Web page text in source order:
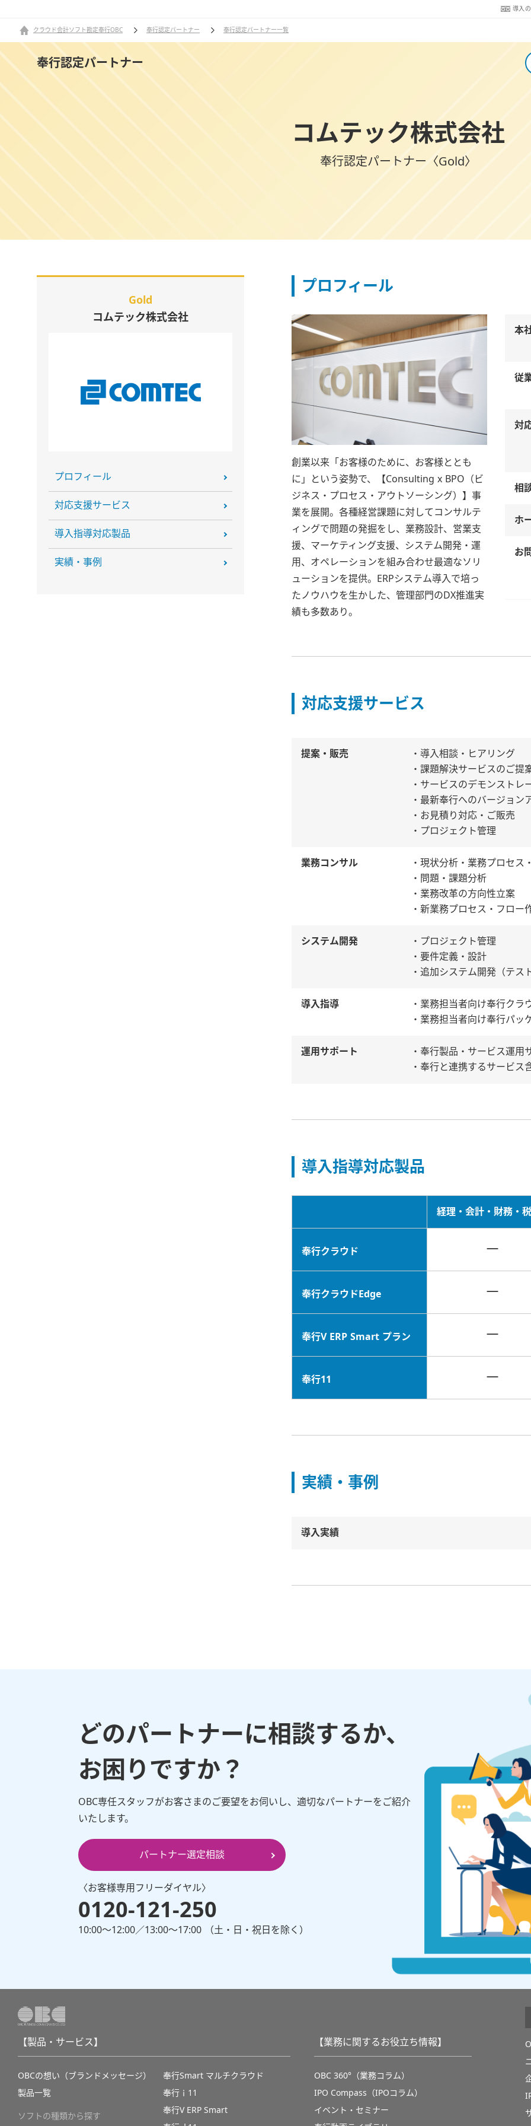
導入
クラウド会計ソフト勘定奉行OBC 奉行認定パートナー 奉行認定パートナー一覧
奉行認定パートナー
コムテック株式会社
奉行認定パートナー〈Gold〉
Gold
コムテック株式会社
プロフィール
対応支援サービス
導入指導対応製品
実績・事例
プロフィール
創業以来「お客様のために、お客様ととも
に」という姿勢で、【Consulting x BPO（ビ
ジネス・プロセス・アウトソーシング）】事
業を展開。各種経営課題に対してコンサルテ
ィングで問題の発掘をし、業務設計、営業支
援、マーケティング支援、システム開発・運
用、オペレーションを組み合わせ最適なソリ
ューションを提供。ERPシステム導入で培っ
たノウハウを生かした、管理部門のDX推進実
績も多数あり。
本
従
対
相
ホ
お
対応支援サービス
提案・販売
・導入相談・ヒアリング
・課題解決サービスのご提
・サービスのデモンストレ
・最新奉行へのバージョン
・お見積り対応・ご販売
・プロジェクト管理
業務コンサル
・現状分析・業務プロセス
・問題・課題分析
・業務改革の方向性立案
・新業務プロセス・フロー
システム開発
・プロジェクト管理
・要件定義・設計
・追加システム開発（テス
導入指導
・業務担当者向け奉行クラ
・業務担当者向け奉行パッ
運用サポート
・奉行製品・サービス運用
・奉行と連携するサービス
導入指導対応製品
経理・会計・財務・
奉行クラウド －
奉行クラウドEdge －
奉行V ERP Smart プラン －
奉行11 －
実績・事例
導入実績
どのパートナーに相談するか、
お困りですか？
OBC専任スタッフがお客さまのご要望をお伺いし、適切なパートナーをご紹介
いたします。
パートナー選定相談
〈お客様専⽤フリーダイヤル〉
0120-121-250
10:00～12:00∕13:00～17:00 （⼟・⽇・祝⽇を除く）
【製品・サービス】
OBCの想い（ブランドメッセージ）
製品一覧
ソフトの種類から探す
奉行Smart マルチクラウド
奉行ｉ11
奉行V ERP Smart
【業務に関するお役立ち情報】
OBC 360°（業務コラム）
IPO Compass（IPOコラム）
イベント・セミナー